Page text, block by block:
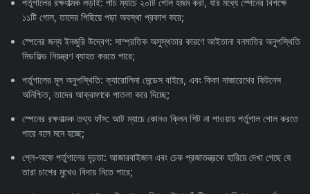
পর্তুগালের রক্ষণাত্মক লড়াই: পাঁচ ম্যাচে ২০টি গোল হজম করা, যার মধ্যে স্পেনের বিপক্ষে
১১টি গোল, তাদের পিছিয়ে পড়া অবস্থা প্রকাশ করে;
স্পেনের জন্য ইনজুরি উদ্বেগ: সাম্প্রতিক অসুস্থতার কারণে আইতানা বনমাতির অনুপস্থিতি
মিডফিল্ড নিয়ন্ত্রণ ব্যাহত করতে পারে;
পর্তুগালের মূল অনুপস্থিতি: ক্যারোলিনা মেন্ডেস বাইরে, এবং কিকা নাজারেথের ফিটনেস
অনিশ্চিত, তাদের আক্রমণকে পাতলা করে দিচ্ছে;
স্পেনের রক্ষণাত্মক তথ্য ফাঁস: আট ম্যাচে কোনও ক্লিন শিট না পাওয়ায় পর্তুগাল গোল করতে
পারে বলে মনে হচ্ছে;
প্লে-অফে পর্তুগালের দৃঢ়তা: আজারবাইজান এবং চেক প্রজাতন্ত্রকে হারিয়ে দেখা গেছে যে
তারা চাপের মুখেও বিদায় নিতে পারে;